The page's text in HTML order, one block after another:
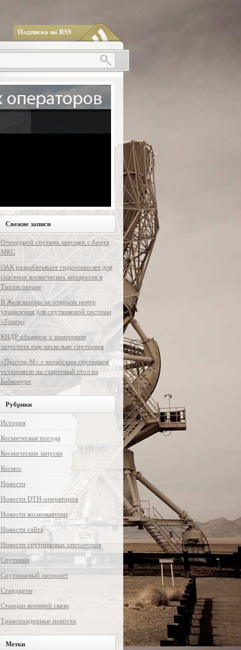
Подписка на RSS
Свежие записи
Очередной спутник запущен с борта
МКС
ОАК разрабатывает гидросамолет для
спасения космических аппаратов в
Тихом океане
В Железногорске открыли центр
управления для спутниковой системы
«Гонец»
КНДР объявила о намерении
запустить еще несколько спутников
«Протон-М» с китайским спутником
установили на стартовый стол на
Байконуре
Рубрики
История
Космическая погода
Космические запуски
Космос
Новости
Новости DTH-операторов
Новости космонавтики
Новости сайта
Новости спутниковых операторов
Спутники
Спутниковый интернет
Стандарты
Станции военной связи
Транспондерные новости
Метки